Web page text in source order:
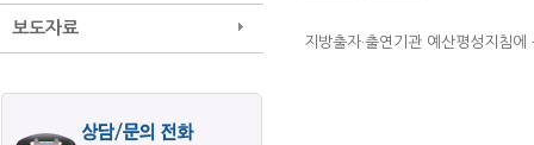
보도자료
지방출자·출연기관 예산평성지침